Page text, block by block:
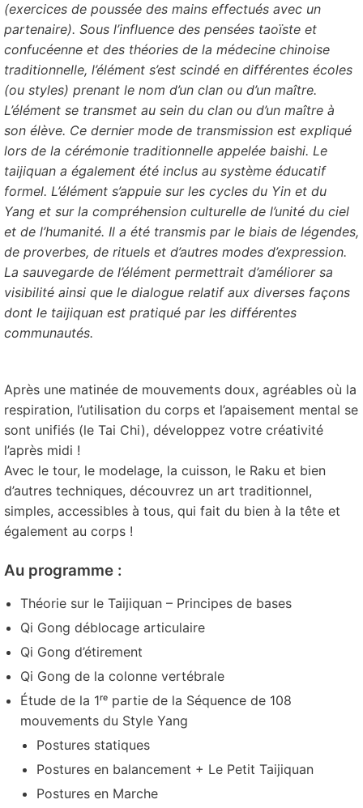
(exercices de poussée des mains effectués avec un
partenaire). Sous l’influence des pensées taoïste et
confucéenne et des théories de la médecine chinoise
traditionnelle, l’élément s’est scindé en différentes écoles
(ou styles) prenant le nom d’un clan ou d’un maître.
L’élément se transmet au sein du clan ou d’un maître à
son élève. Ce dernier mode de transmission est expliqué
lors de la cérémonie traditionnelle appelée baishi. Le
taijiquan a également été inclus au système éducatif
formel. L’élément s’appuie sur les cycles du Yin et du
Yang et sur la compréhension culturelle de l’unité du ciel
et de l’humanité. Il a été transmis par le biais de légendes,
de proverbes, de rituels et d’autres modes d’expression.
La sauvegarde de l’élément permettrait d’améliorer sa
visibilité ainsi que le dialogue relatif aux diverses façons
dont le taijiquan est pratiqué par les différentes
communautés.
Après une matinée de mouvements doux, agréables où la
respiration, l’utilisation du corps et l’apaisement mental se
sont unifiés (le Tai Chi), développez votre créativité
l’après midi !
Avec le tour, le modelage, la cuisson, le Raku et bien
d’autres techniques, découvrez un art traditionnel,
simples, accessibles à tous, qui fait du bien à la tête et
également au corps !
Au programme :
Théorie sur le Taijiquan – Principes de bases
Qi Gong déblocage articulaire
Qi Gong d’étirement
Qi Gong de la colonne vertébrale
Étude de la 1ʳᵉ partie de la Séquence de 108
mouvements du Style Yang
Postures statiques
Postures en balancement + Le Petit Taijiquan
Postures en Marche